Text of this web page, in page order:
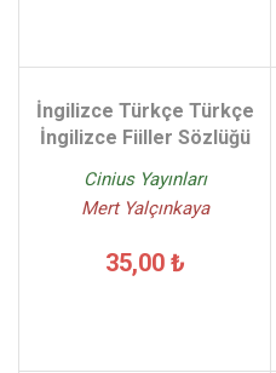
İngilizce Türkçe Türkçe
İngilizce Fiiller Sözlüğü
Cinius Yayınları
Mert Yalçınkaya
35,00 ₺